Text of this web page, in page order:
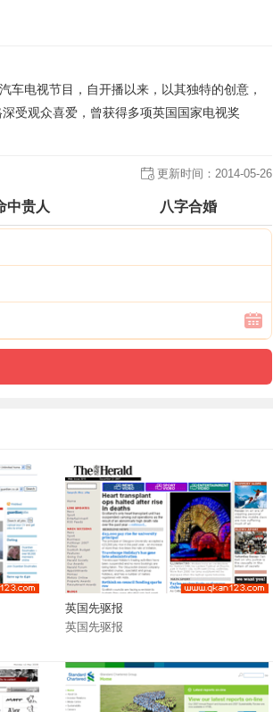
车电视节目，自开播以来，以其独特的创意，
受观众喜爱，曾获得多项英国国家电视奖
更新时间： 2014-05-26
中贵人 八字合婚
英国先驱报
英国先驱报